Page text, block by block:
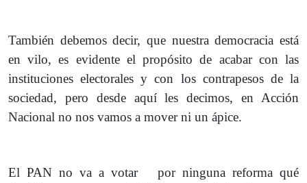
También debemos decir, que nuestra democracia está
en vilo, es evidente el propósito de acabar con las
instituciones electorales y con los contrapesos de la
sociedad, pero desde aquí les decimos, en Acción
Nacional no nos vamos a mover ni un ápice.
El PAN no va a votar por ninguna reforma qué